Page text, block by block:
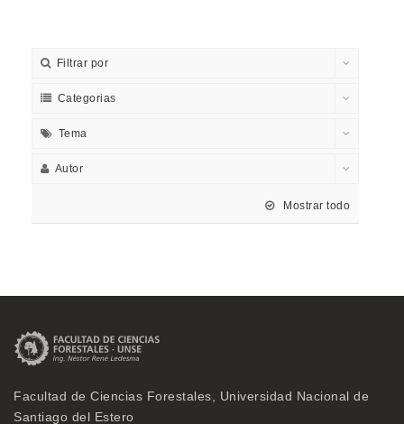
Filtrar por
Categorias
Tema
Autor
Mostrar todo
Facultad de Ciencias Forestales, Universidad Nacional de
Santiago del Estero